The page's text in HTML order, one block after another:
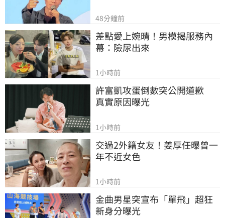
48分鐘前
差點愛上婉晴！男模揭服務內
幕：險尿出來
1小時前
許富凱攻蛋倒數突公開道歉
真實原因曝光
1小時前
交過2外籍女友！姜厚任曝曾一
年不近女色
1小時前
金曲男星突宣布「單飛」超狂
新身分曝光